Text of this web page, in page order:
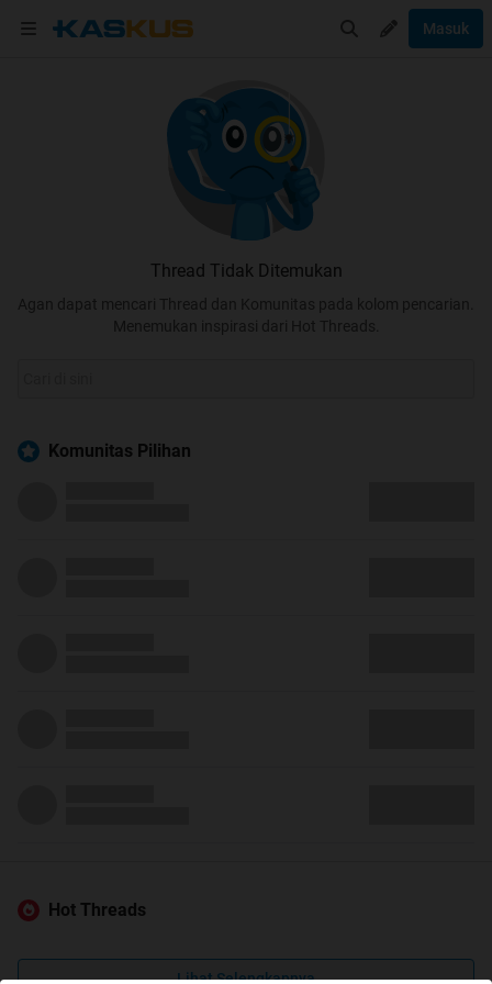
Masuk
Thread Tidak Ditemukan
Agan dapat mencari Thread dan Komunitas pada kolom pencarian.
Menemukan inspirasi dari Hot Threads.
Komunitas Pilihan
Hot Threads
Lihat Selengkapnya